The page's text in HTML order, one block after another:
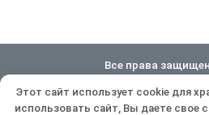
Все права
Политика
Этот сайт использует cookie для
использовать сайт, Вы даете свое